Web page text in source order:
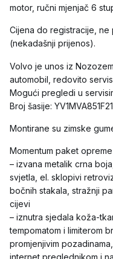
motor, ručni mjenjač 6
Cijena do registracije, ne
(nekadašnji prijenos).
Volvo je unos iz
automobil, redovito
Mogući pregledi u
Broj šasije:
Montirane su zimske
Momentum paket
– izvana metalik crna
svjetla, el. sklopivi
bočnih stakala, stražnji
cijevi
– iznutra sjedala koža-
tempomatom i limiterom
promjenjivim